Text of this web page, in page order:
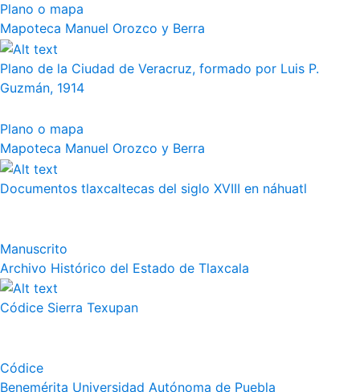
Plano o mapa
Mapoteca Manuel Orozco y Berra
Plano de la Ciudad de Veracruz, formado por Luis P.
Guzmán, 1914
Plano o mapa
Mapoteca Manuel Orozco y Berra
Documentos tlaxcaltecas del siglo XVIII en náhuatl
Manuscrito
Archivo Histórico del Estado de Tlaxcala
Códice Sierra Texupan
Códice
Benemérita Universidad Autónoma de Puebla